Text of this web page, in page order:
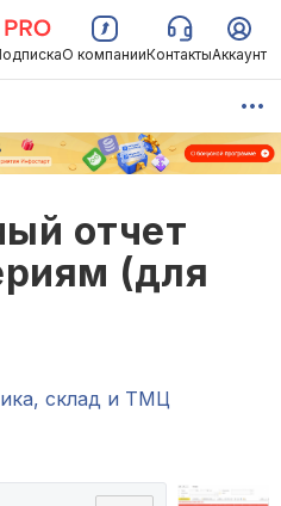
О компанииКонтактыАккаунт
отчет
(для
склад и ТМЦ